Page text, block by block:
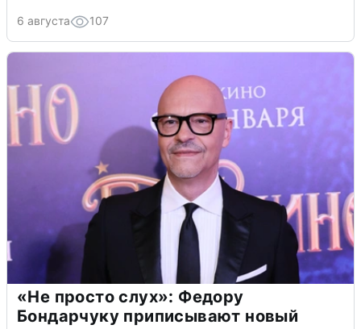
6 августа 107
«Не просто слух»: Федору
Бондарчуку приписывают новый